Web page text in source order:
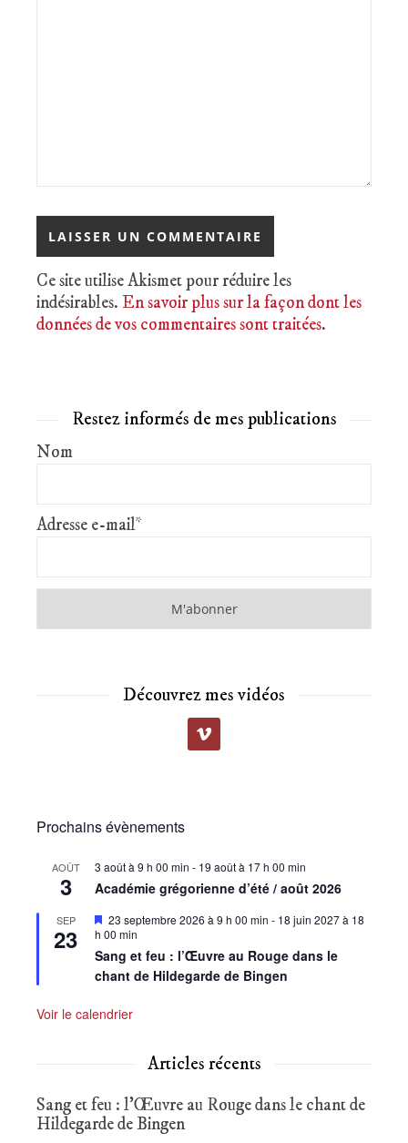
Ce site utilise Akismet pour réduire les
indésirables. En savoir plus sur la façon dont les
données de vos commentaires sont traitées.
Restez informés de mes publications
Nom
Adresse e-mail*
Découvrez mes vidéos
Prochains évènements
AOÛT
3
3 août à 9 h 00 min - 19 août à 17 h 00 min
Académie grégorienne d’été / août 2026
SEP
23
Mis
en
23 septembre 2026 à 9 h 00 min - 18 juin 2027 à 18
h 00 min
Sang et feu : l’Œuvre au Rouge dans le
chant de Hildegarde de Bingen
Voir le calendrier
Articles récents
Sang et feu : l’Œuvre au Rouge dans le chant de
Hildegarde de Bingen